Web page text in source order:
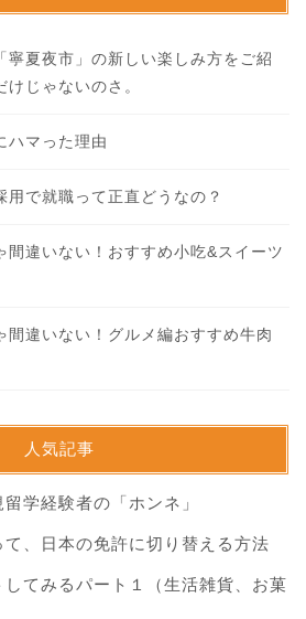
寧夏夜市」の新しい楽しみ方をご紹
じゃないのさ。
ハマった理由
用で就職って正直どうなの？
間違いない！おすすめ小吃&スイーツ
間違いない！グルメ編おすすめ牛肉
人気記事
学経験者の「ホンネ」
、日本の免許に切り替える方法
てみるパート１（生活雑貨、お菓